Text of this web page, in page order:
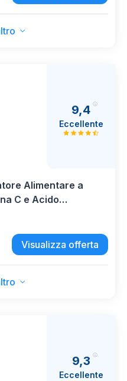
9,4
Eccellente
Alimentare a
C e Acido
Contribuisce
Senza
Visualizza offerta
9,3
Eccellente